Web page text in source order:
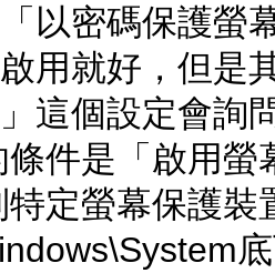
以密碼保護螢
用就好，但是
這個設定會詢
件是「啟用
定螢幕保護